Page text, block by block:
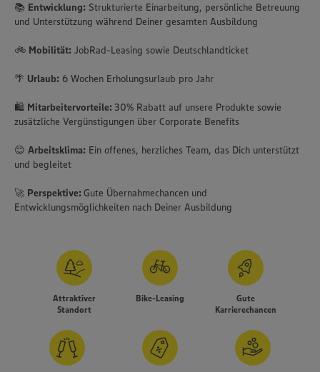
📚 Entwicklung: Strukturierte Einarbeitung, persönliche Betreuung
und Unterstützung während Deiner gesamten Ausbildung
🚲 Mobilität: JobRad-Leasing sowie Deutschlandticket
🌴 Urlaub: 6 Wochen Erholungsurlaub pro Jahr
🛍️ Mitarbeitervorteile: 30% Rabatt auf unsere Produkte sowie
zusätzliche Vergünstigungen über Corporate Benefits
😊 Arbeitsklima: Ein offenes, herzliches Team, das Dich unterstützt
und begleitet
🚀 Perspektive:Gute Übernahmechancen und
Entwicklungsmöglichkeiten nach Deiner Ausbildung
Attraktiver
Standort
Bike-Leasing
Gute
Karrierechancen